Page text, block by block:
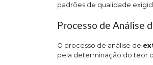
padrões de qualidade
Processo de Análise
O processo de análise de
pela determinação do teor